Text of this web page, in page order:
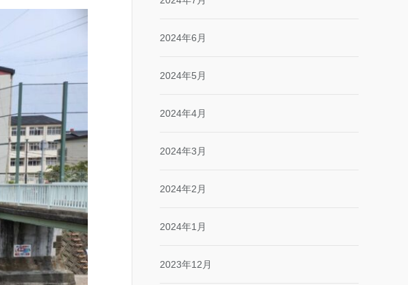
2024年6月
2024年5月
2024年4月
2024年3月
2024年2月
2024年1月
2023年12月